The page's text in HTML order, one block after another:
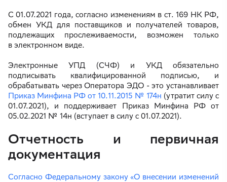
С 01.07.2021 года, согласно изменениям в ст. 169 НК РФ,
обмен УКД для поставщиков и получателей товаров,
подлежащих прослеживаемости, возможен только
в электронном виде.
Электронные УПД (СЧФ) и УКД обязательно
подписывать квалифицированной подписью, и
обрабатывать через Оператора ЭДО - это устанавливает
Приказ Минфина РФ от 10.11.2015 № 174н (утратит силу с
01.07.2021), и поддерживает Приказ Минфина РФ от
05.02.2021 № 14н (вступает в силу с 01.07.2021).
Отчетность и первичная
документация
Согласно Федеральному закону «О внесении изменений